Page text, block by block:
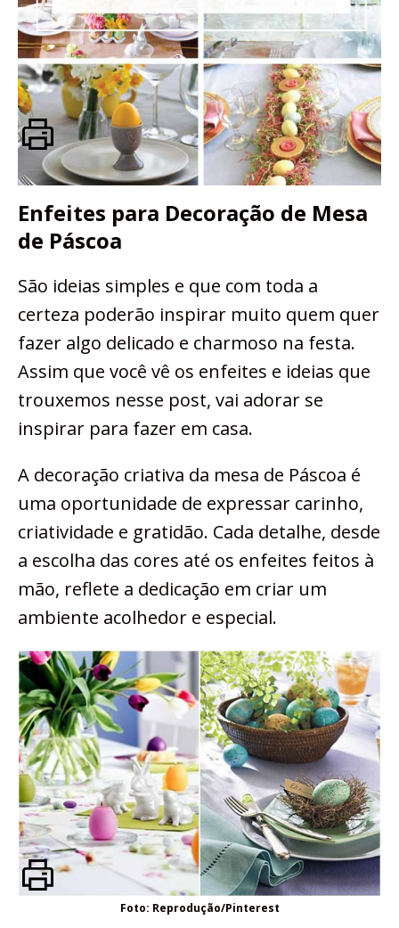
Enfeites para Decoração de Mesa
de Páscoa
São ideias simples e que com toda a
certeza poderão inspirar muito quem quer
fazer algo delicado e charmoso na festa.
Assim que você vê os enfeites e ideias que
trouxemos nesse post, vai adorar se
inspirar para fazer em casa.
A decoração criativa da mesa de Páscoa é
uma oportunidade de expressar carinho,
criatividade e gratidão. Cada detalhe, desde
a escolha das cores até os enfeites feitos à
mão, reflete a dedicação em criar um
ambiente acolhedor e especial.
Foto: Reprodução/Pinterest